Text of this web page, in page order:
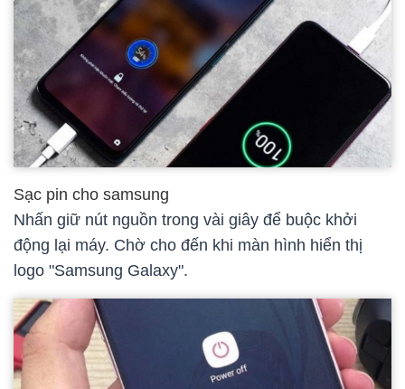
Sạc pin cho samsung
Nhấn giữ nút nguồn trong vài giây để buộc khởi
động lại máy. Chờ cho đến khi màn hình hiển thị
logo "Samsung Galaxy".